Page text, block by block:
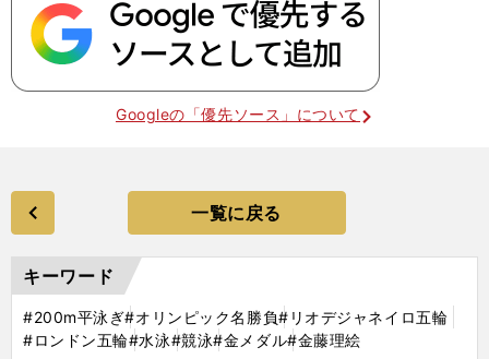
Googleの「優先ソース」について
一覧に戻る
キーワード
#200m平泳ぎ#オリンピック名勝負#リオデジャネイロ五輪
#ロンドン五輪#水泳#競泳#金メダル#金藤理絵